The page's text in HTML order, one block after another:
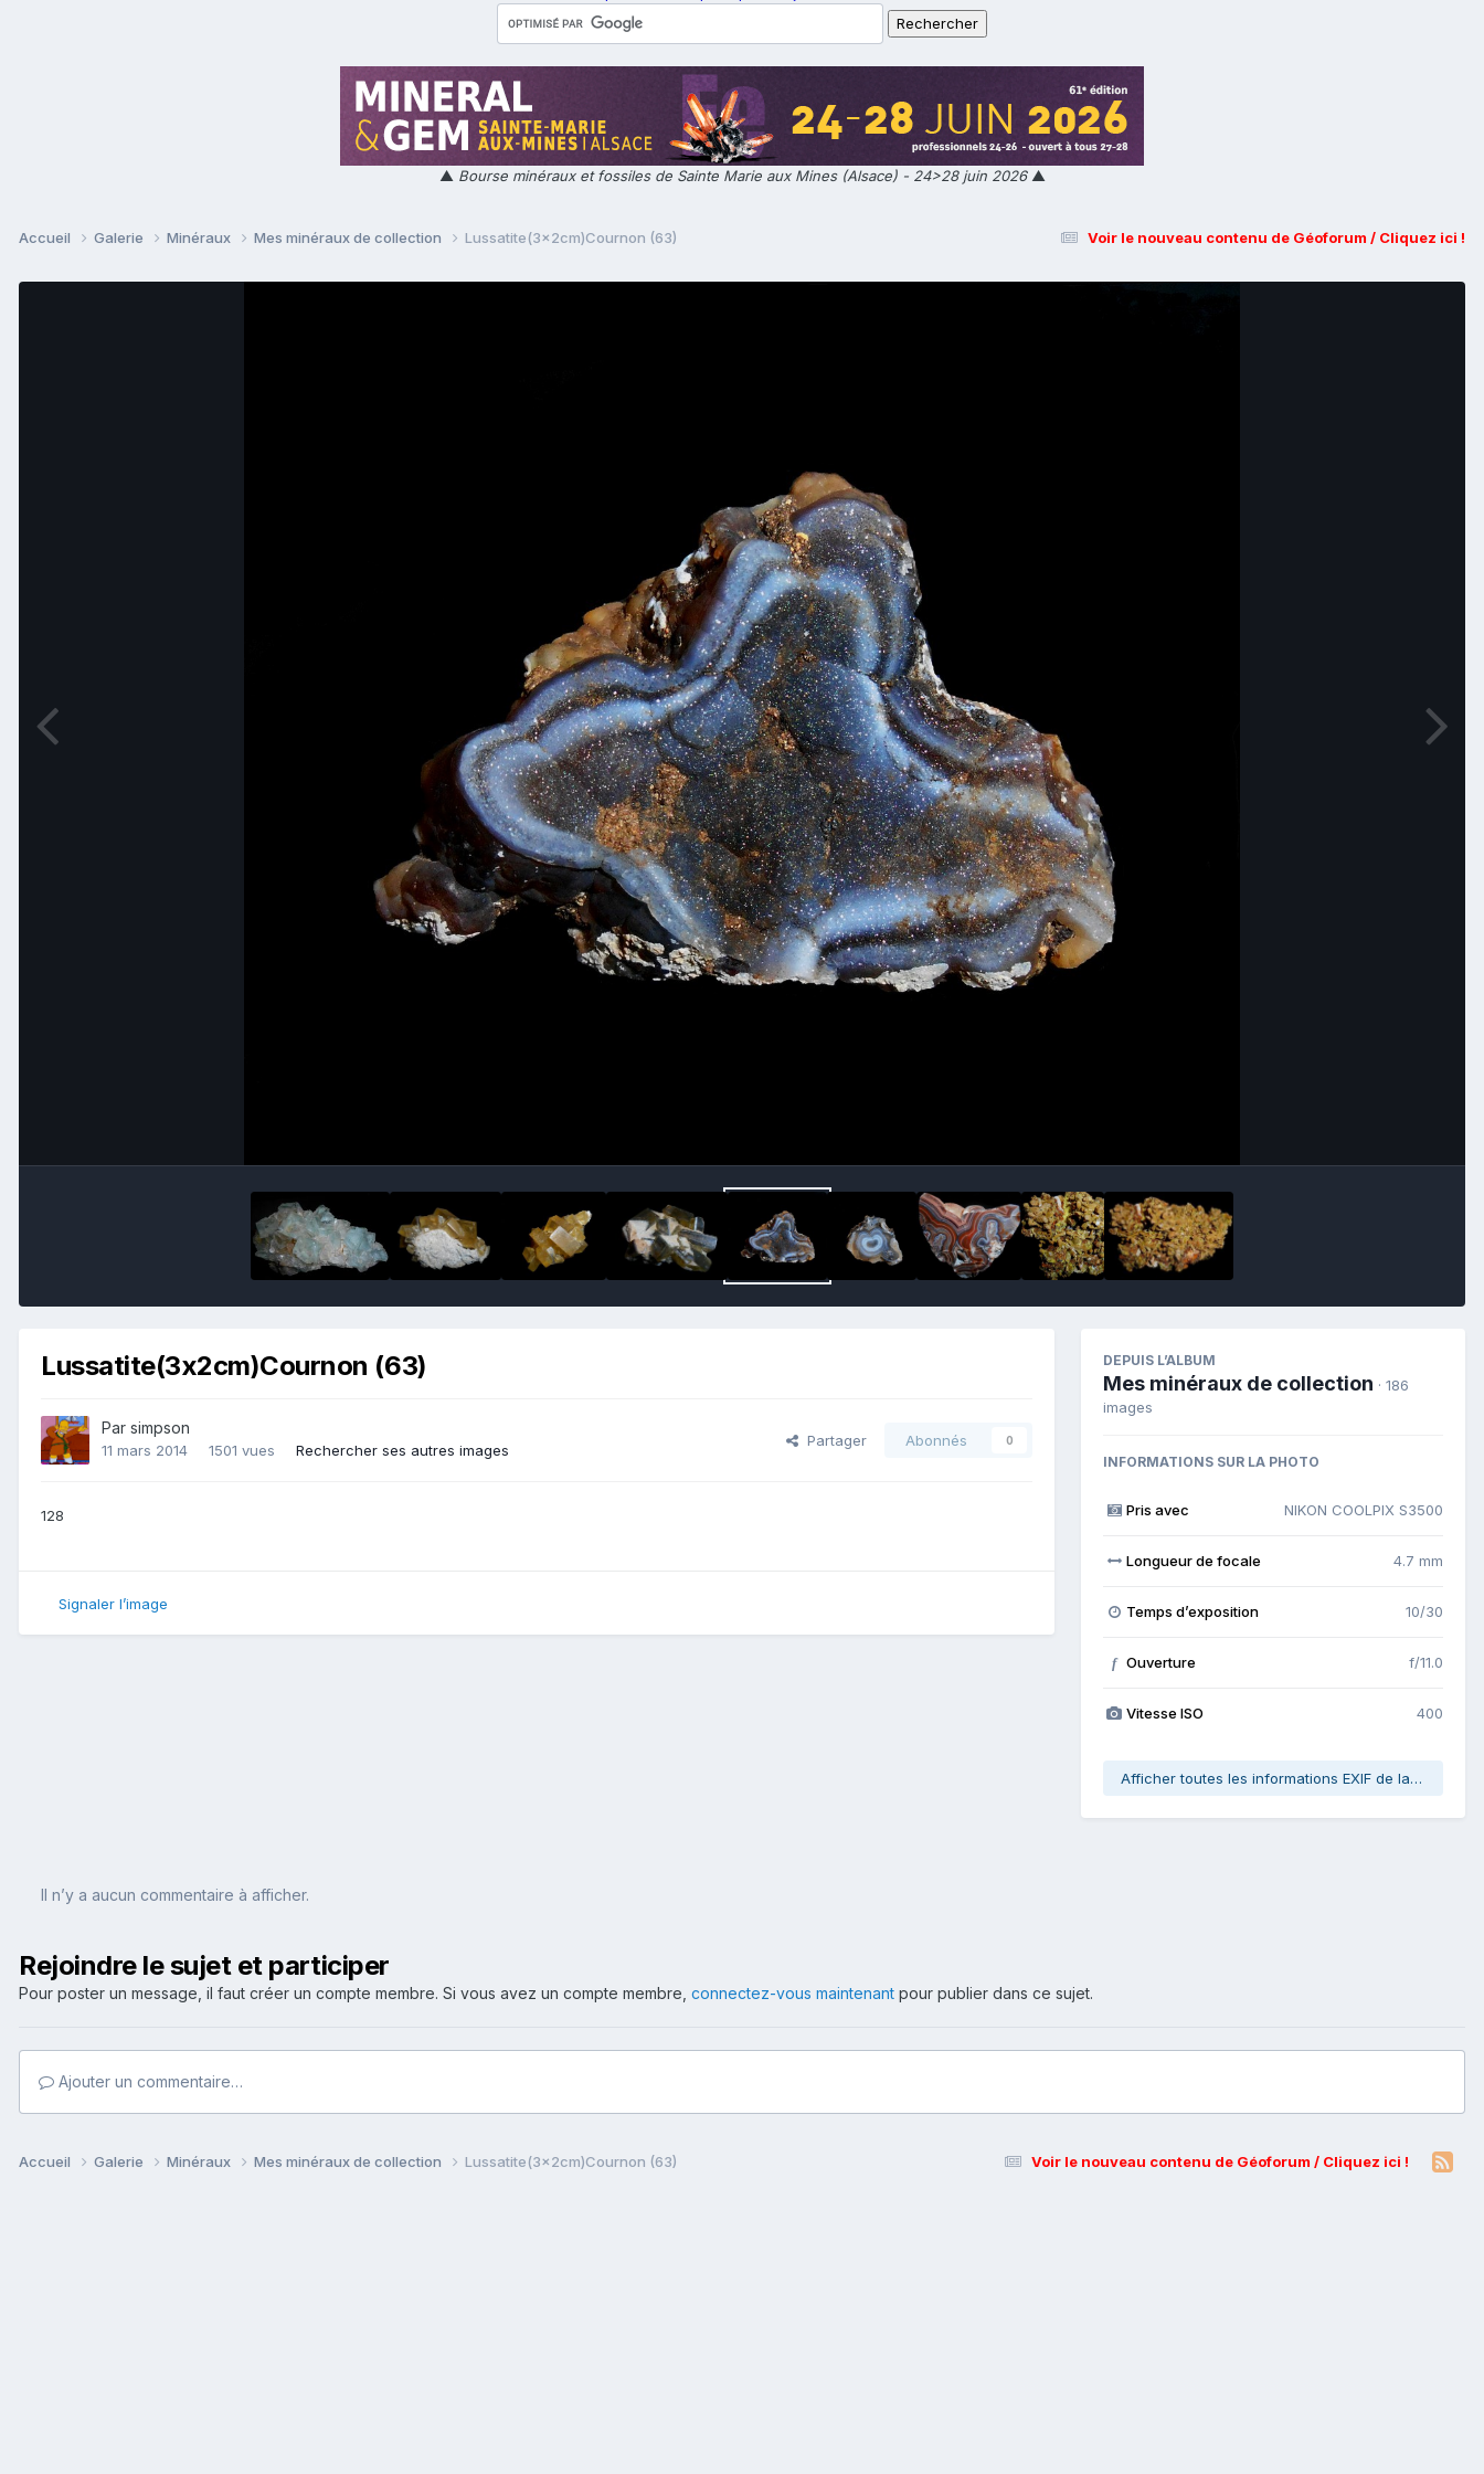
▲ Bourse minéraux et fossiles de Sainte Marie aux Mines (Alsace) - 24>28 juin 2026▲
Voir le nouveau contenu de Géoforum / Cliquez ici !
Accueil Galerie Minéraux Mes minéraux de collection Lussatite(3x2cm)Cournon (63)
Lussatite(3x2cm)Cournon (63)
Par simpson
11 mars 2014 1501 vues Rechercher ses autres images
Partager Abonnés 0
128
Signaler l’image
DEPUIS L’ALBUM
Mes minéraux de collection · 186
images
INFORMATIONS SUR LA PHOTO
Pris avec NIKON COOLPIX S3500
Longueur de focale 4.7 mm
Temps d’exposition 10/30
f Ouverture f/11.0
Vitesse ISO 400
Afficher toutes les informations EXIF de la photo
Il n’y a aucun commentaire à afficher.
Rejoindre le sujet et participer
Pour poster un message, il faut créer un compte membre. Si vous avez un compte membre, connectez-vous maintenant pour publier dans ce sujet.
Ajouter un commentaire…
Voir le nouveau contenu de Géoforum / Cliquez ici !
Accueil Galerie Minéraux Mes minéraux de collection Lussatite(3x2cm)Cournon (63)